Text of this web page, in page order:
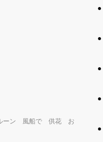
ーン 風船で 供花 お